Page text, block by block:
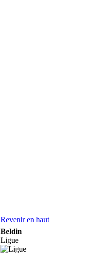
Revenir en haut
Beldin
Ligue